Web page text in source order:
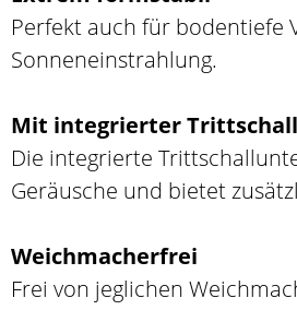
Perfekt auch für bodentiefe
Sonneneinstrahlung.
Mit integrierter
Die integrierte
Geräusche und bietet
Weichmacherfrei
Frei von jeglichen